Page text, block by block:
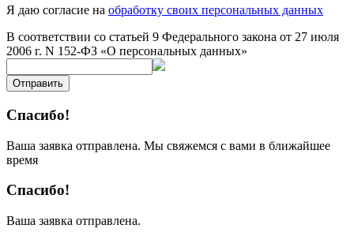
Я даю согласие на обработку своих персональных данных
В соответствии со статьей 9 Федерального закона от 27 июля
2006 г. N 152-ФЗ «О персональных данных»
Отправить
Спасибо!
Ваша заявка отправлена. Мы свяжемся с вами в ближайшее
время
Спасибо!
Ваша заявка отправлена.